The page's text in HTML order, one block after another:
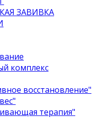
ЗАВИВКА
комплекс
восстановление"
терапия"